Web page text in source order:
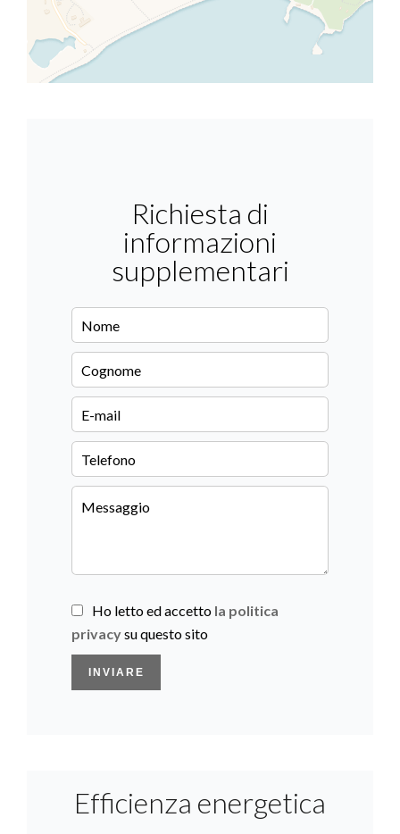
Richiesta di
informazioni
supplementari
Ho letto ed accetto la politica
privacysu questo sito
INVIARE
Efficienza energetica